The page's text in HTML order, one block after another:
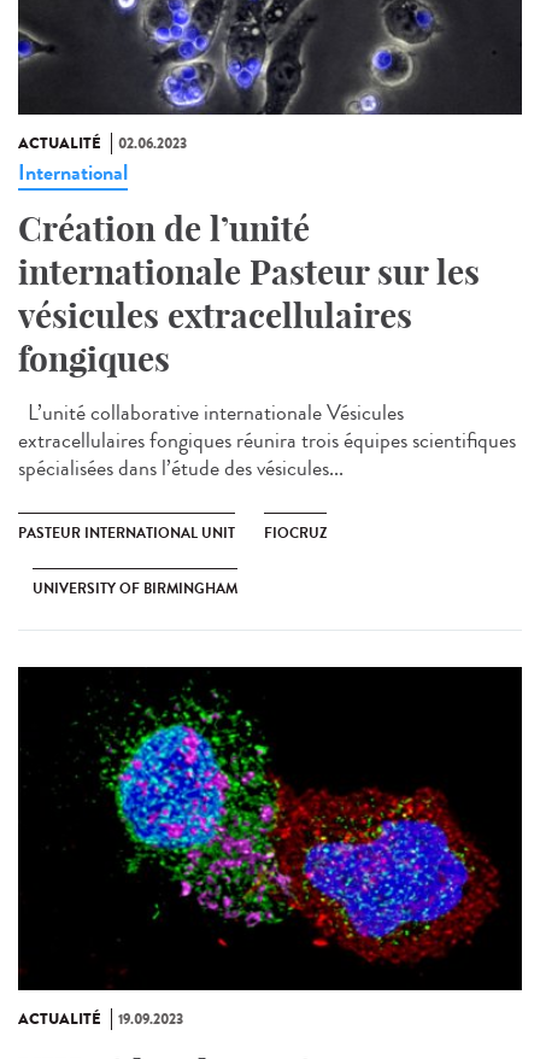
ACTUALITÉ 02.06.2023
International
Création de l’unité
internationale Pasteur sur les
vésicules extracellulaires
fongiques
L’unité collaborative internationale Vésicules
extracellulaires fongiques réunira trois équipes scientifiques
spécialisées dans l’étude des vésicules...
PASTEUR INTERNATIONAL UNIT FIOCRUZ
UNIVERSITY OF BIRMINGHAM
ACTUALITÉ 19.09.2023